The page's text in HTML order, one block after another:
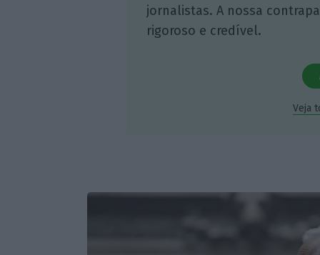
jornalistas. A nossa
rigoroso e credível.
Veja